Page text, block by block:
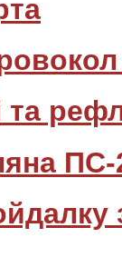
та
ПС-